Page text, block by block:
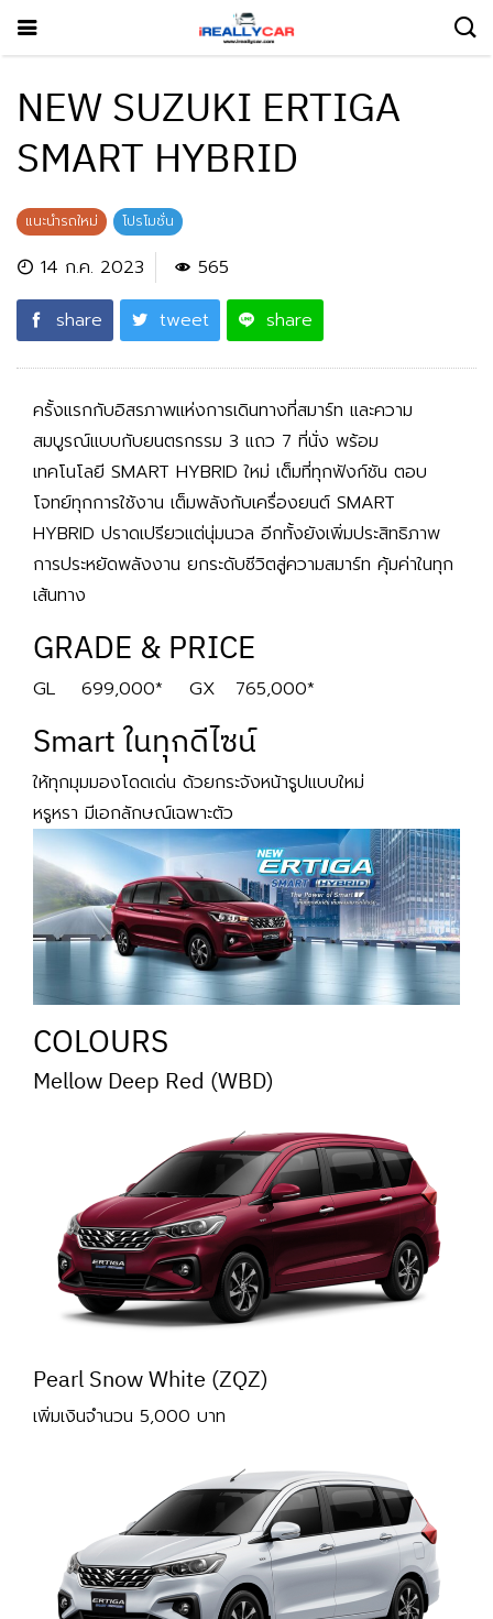
NEW SUZUKI ERTIGA
SMART HYBRID
แนะนำรถใหม่ โปรโมชั่น
14 ก.ค. 2023
565
share
tweet share
ครั้งแรกกับอิสรภาพแห่งการเดินทางที่สมาร์ท และความ
สมบูรณ์แบบกับยนตรกรรม 3 แถว 7 ที่นั่ง พร้อม
เทคโนโลยี SMART HYBRID ใหม่ เต็มที่ทุกฟังก์ชัน ตอบ
โจทย์ทุกการใช้งาน เต็มพลังกับเครื่องยนต์ SMART
HYBRID ปราดเปรียวแต่นุ่มนวล อีกทั้งยังเพิ่มประสิทธิภาพ
การประหยัดพลังงาน ยกระดับชีวิตสู่ความสมาร์ท คุ้มค่าในทุก
เส้นทาง
GRADE & PRICE
GL 699,000* GX 765,000*
Smart ในทุกดีไซน์
ให้ทุกมุมมองโดดเด่น ด้วยกระจังหน้ารูปแบบใหม่
หรูหรา มีเอกลักษณ์เฉพาะตัว
COLOURS
Mellow Deep Red (WBD)
Pearl Snow White (ZQZ)
เพิ่มเงินจำนวน 5,000 บาท